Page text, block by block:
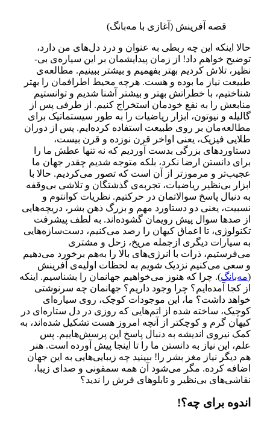
قصه آفرینش (آغازی با مه‌بانگ)
حالا اینکه این چه ربطی به عنوان و درد دل­‌های من دارد،
توضیح خواهم داد! از زمان پیدایش­مان بر این سیاره‌ی بی‌­
نظیر، تلاش کردیم بهتر بفهمیم و بیشتر ببینیم. مطالعه‌ی
طبیعت نیاز ما بوده و هست. هرچه محیط اطرافمان را بهتر
شناختیم، با خطراتش بهتر و بیشتر آشنا شدیم و توانستیم
منابع­ش را به نفع خودمان استخراج کنیم. از طرفی پس از
گالیله و نیوتون، ابزار ریاضیات را به طور سیستماتیک برای
مطالعه‌­مان بر روی طبیعت استفاده کرده­‌ایم. پس از دوران
طلایی فیزیک، یعنی اواخر قرن نوزده و قرن بیست،
دستاوردهای بزرگی بدست آوردیم که نه تنها عطش ما را
برای دانستن ارضا نکرد، بلکه متوجه شدیم چقدر جهان ما
عجیب‌­تر و مرموزتر از آن است که تصور می‌­کردیم.حالا با
ابزار بی‌­نظیر ریاضیات، تجربه‌ی گذشتگان و تلاشی بی‌­وقفه
به دنبال پاسخ سوالاتمان در حرکتیم.نظریات کوانتوم و
نسبیت، یعنی دو دستاورد مهم و بزرگ ذهن بشر، دریچه‌ه­ایی
از صدها سوال پیش رویمان گشوده‌اند. به لطف پیشرفت
تکنولوژی، تا اعماق کیهان را رصد می‌­کنیم، دست‌­سازه­‌هایی
به سیارات دیگری ازجمله مریخ، زحل و مشتری
می‌فرستیم، ذرات با انرژی­‌های بالا را به‌هم برخورد می‌­دهیم
و سعی می­‌کنیم نزدیک شویم به لحظات اولیه‌ی آفرینش
مه‌بانگ). چرا که هنوز می‌­خواهیم جهان­مان را بشناسیم.اینکه
از کجا آمده‌­ایم؟ چرا وجود داریم؟ جهان­مان چه سرنوشتی
خواهد داشت؟ ما، این موجودات کوچک، روی سیاره‌­ای
کوچیک، ساخته شده از اتم­‌هایی که روزی در دل ستاره‌ای در
کیهان گرم و کوچکتر از آنچه امروز هست تشکیل شده‌­اند، به
کمک نیروی اندیشه به دنبال پاسخ این پرسش­‌هاییم. پس
علم، این نیاز به دانستن ما را تا اینجا پیش آورده است. هنر
هم دیگر نیاز مغز بشر را! ببینید چه زیبایی‌­هایی به این جهان
اضافه کرده. مگر می‌­شود آن همه سمفونی و صدای زیبا،
نقاشی­‌های بی‌نظیر و تابلو­های فرش را ندید؟
اندوه برای چه؟!